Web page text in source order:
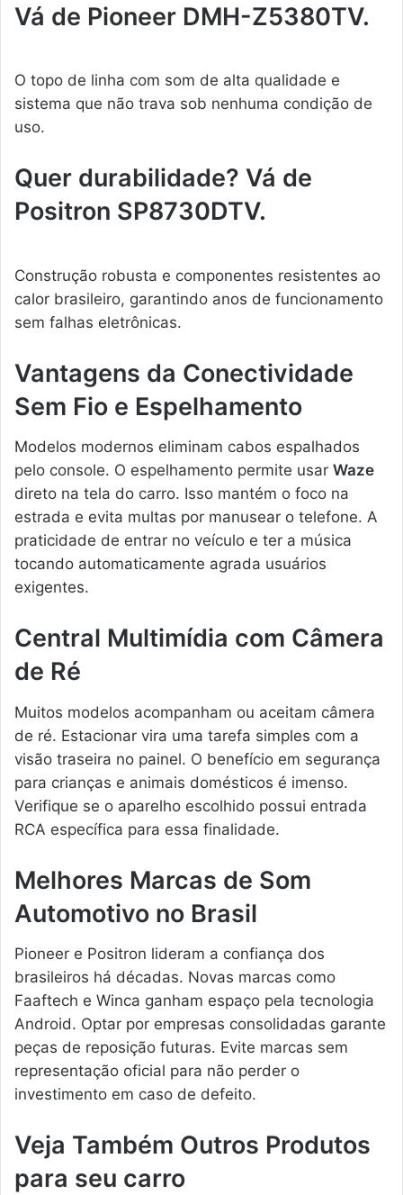
Vá de Pioneer DMH-Z5380TV.
O topo de linha com som de alta qualidade e
sistema que não trava sob nenhuma condição de
uso.
Quer durabilidade? Vá de
Positron SP8730DTV.
Construção robusta e componentes resistentes ao
calor brasileiro, garantindo anos de funcionamento
sem falhas eletrônicas.
Vantagens da Conectividade
Sem Fio e Espelhamento
Modelos modernos eliminam cabos espalhados
pelo console. O espelhamento permite usar Waze
direto na tela do carro. Isso mantém o foco na
estrada e evita multas por manusear o telefone. A
praticidade de entrar no veículo e ter a música
tocando automaticamente agrada usuários
exigentes.
Central Multimídia com Câmera
de Ré
Muitos modelos acompanham ou aceitam câmera
de ré. Estacionar vira uma tarefa simples com a
visão traseira no painel. O benefício em segurança
para crianças e animais domésticos é imenso.
Verifique se o aparelho escolhido possui entrada
RCA específica para essa finalidade.
Melhores Marcas de Som
Automotivo no Brasil
Pioneer e Positron lideram a confiança dos
brasileiros há décadas. Novas marcas como
Faaftech e Winca ganham espaço pela tecnologia
Android. Optar por empresas consolidadas garante
peças de reposição futuras. Evite marcas sem
representação oficial para não perder o
investimento em caso de defeito.
Veja Também Outros Produtos
para seu carro